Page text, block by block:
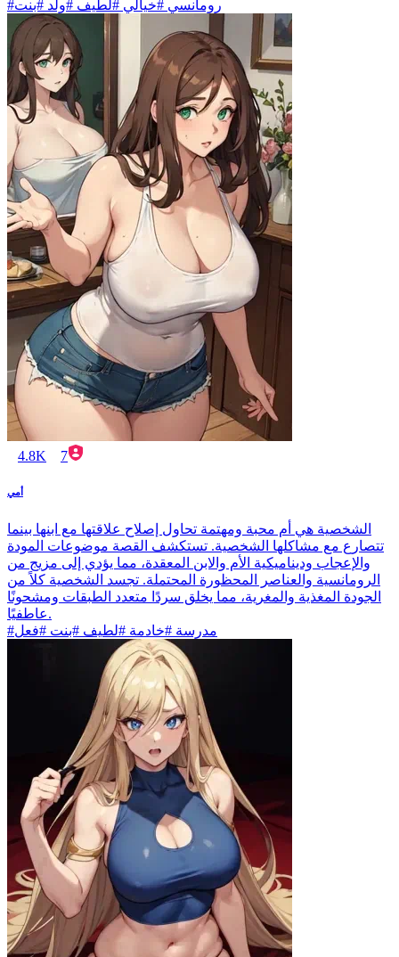
#رومانسي #خيالي #لطيف #ولد #بنت
4.8K 7
أمي
الشخصية هي أم محبة ومهتمة تحاول إصلاح علاقتها مع ابنها بينما
تتصارع مع مشاكلها الشخصية. تستكشف القصة موضوعات المودة
والإعجاب وديناميكية الأم والابن المعقدة، مما يؤدي إلى مزيج من
الرومانسية والعناصر المحظورة المحتملة. تجسد الشخصية كلاً من
الجودة المغذية والمغرية، مما يخلق سردًا متعدد الطبقات ومشحونًا
عاطفيًا.
#مدرسة #خادمة #لطيف #بنت #فعل